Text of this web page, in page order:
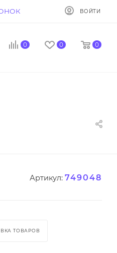
ВОЙТИ
0 0 0
Артикул: 749048
ТОВАРОВ